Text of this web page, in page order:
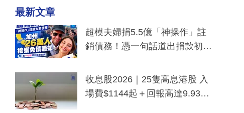
最新文章
超模夫婦捐5.5億「神操作」註
銷債務！憑一句話道出捐款初
一度被誤當詐騙手段
收息股2026｜25隻高息港股 入
場費$1144起＋回報高達9.93